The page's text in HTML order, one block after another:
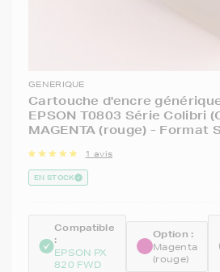
GENERIQUE
Cartouche d'encre
EPSON T0803 Série Colibri
MAGENTA (rouge) - Format
1 avis
EN STOCK
Compatible
:
EPSON PX
820 FWD
Option :
Magenta
(rouge)